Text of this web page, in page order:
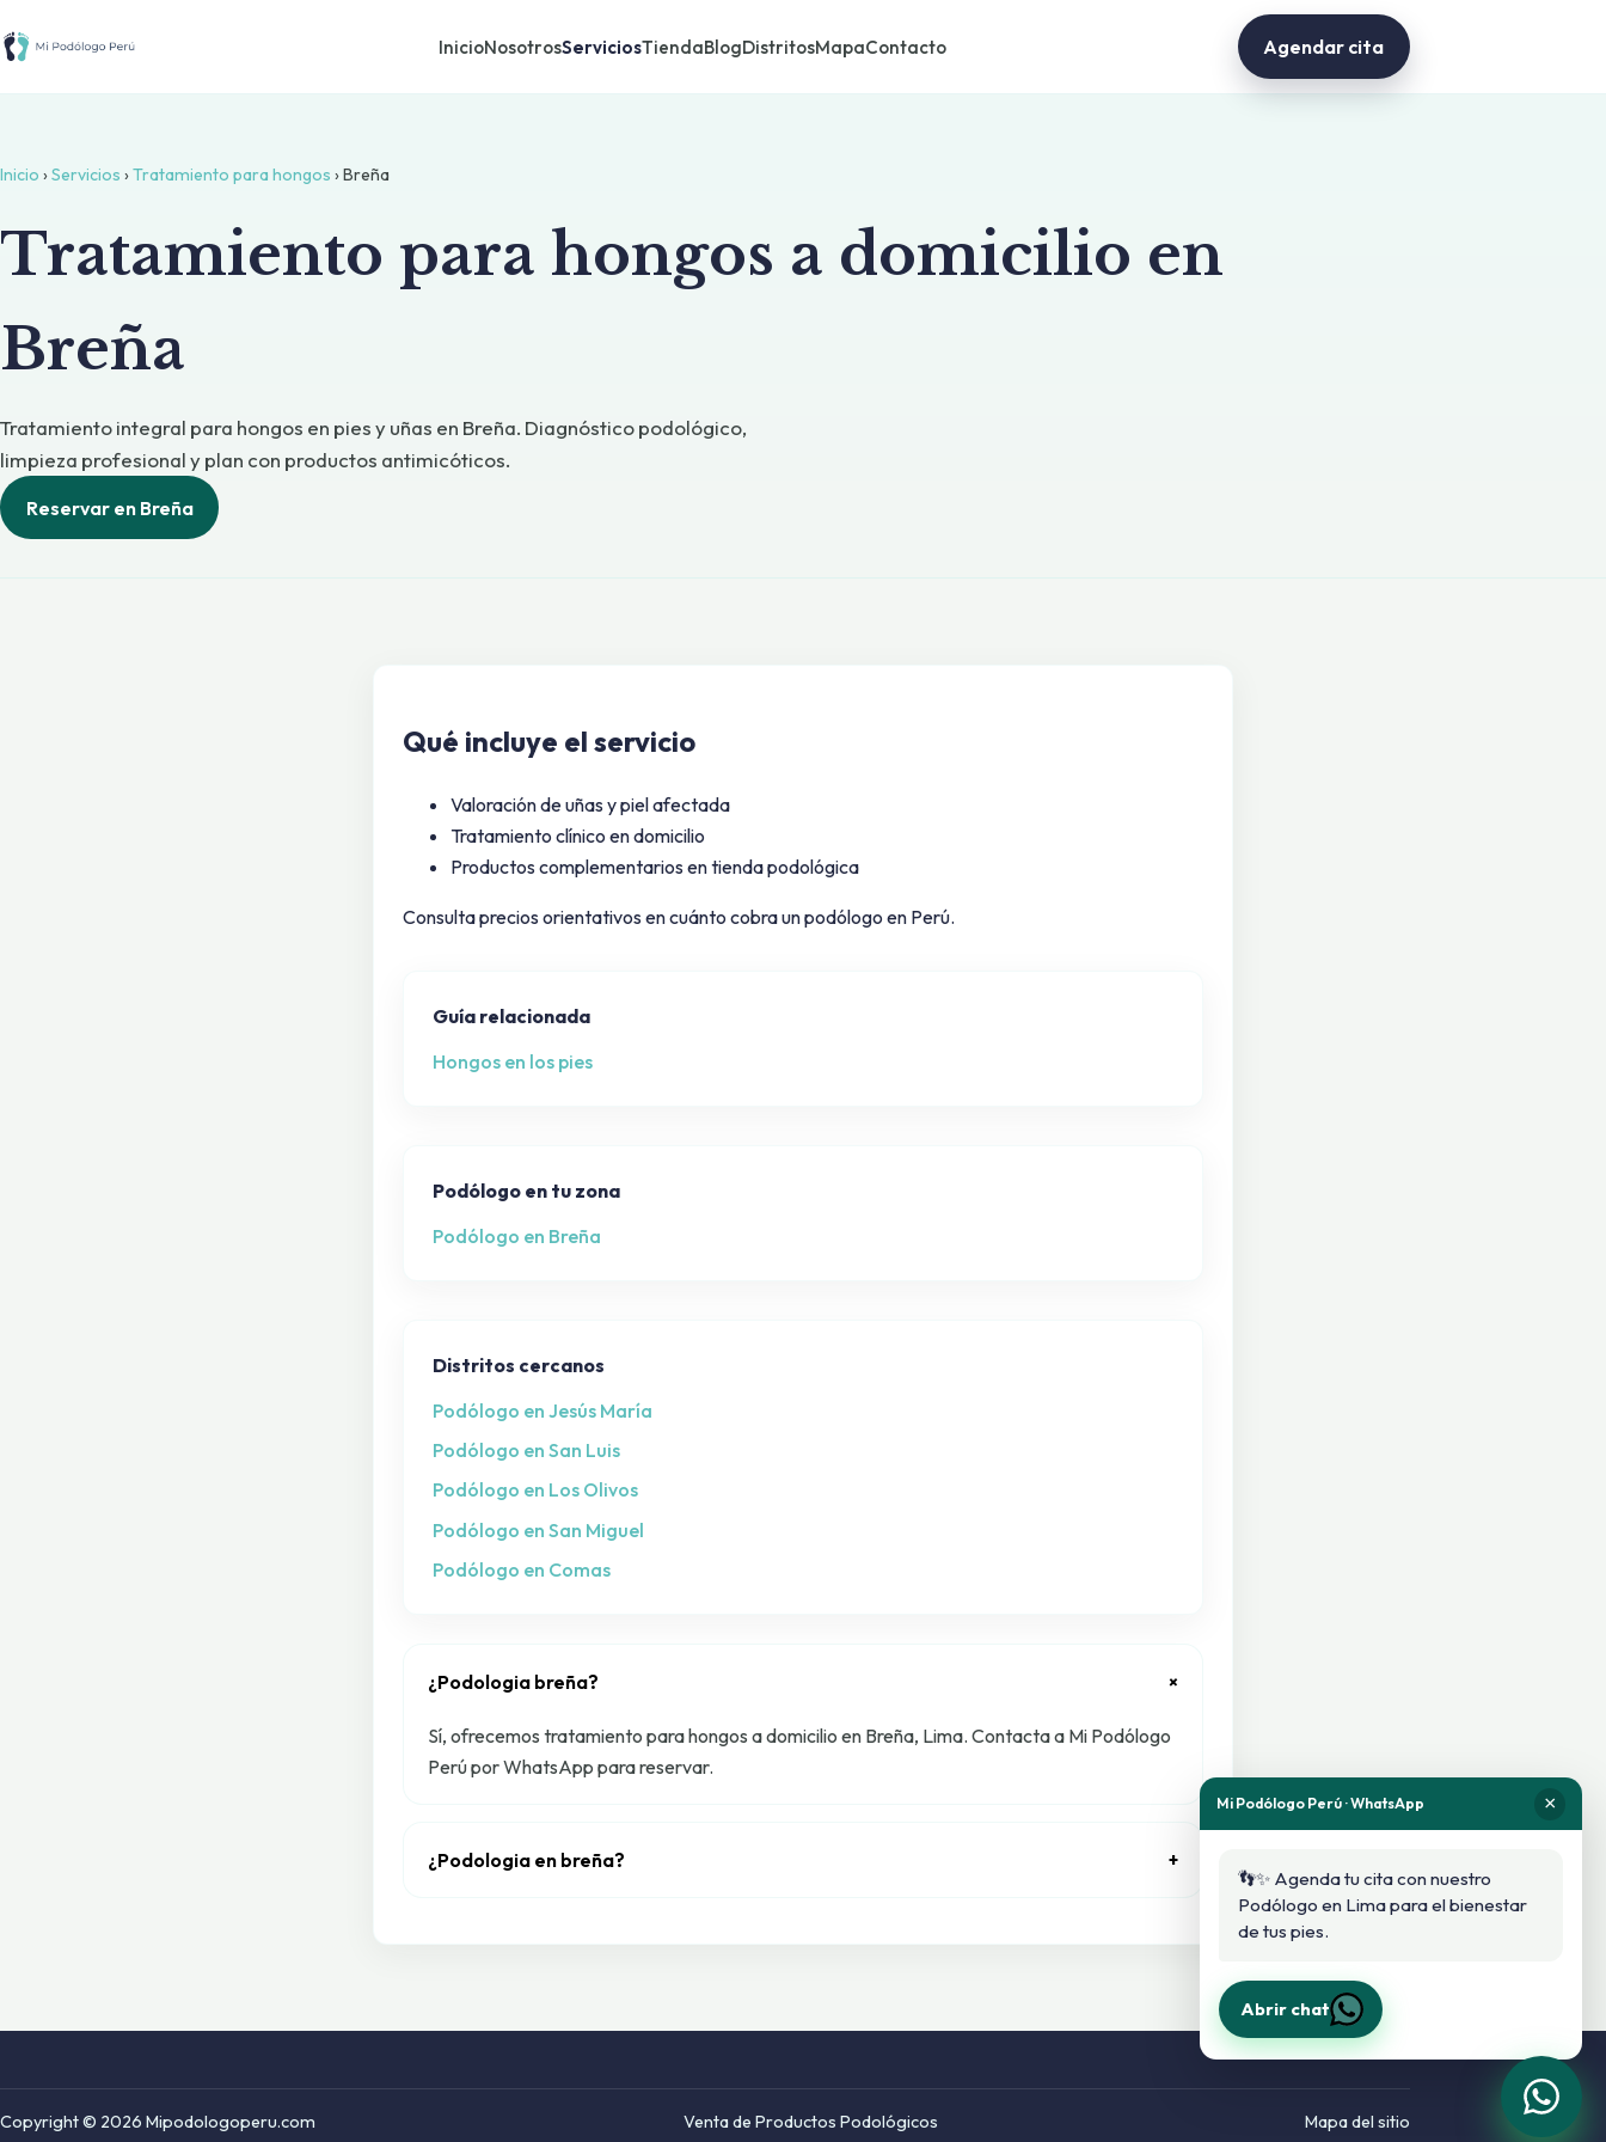
InicioNosotrosServiciosTiendaBlogDistritosMapaContacto Agendar cita
Inicio ›Servicios ›Tratamiento para hongos › Breña
Tratamiento para hongos a domicilio en
Breña
Tratamiento integral para hongos en pies y uñas en Breña. Diagnóstico podológico,
limpieza profesional y plan con productos antimicóticos.
Reservar en Breña
Qué incluye el servicio
Valoración de uñas y piel afectada
Tratamiento clínico en domicilio
Productos complementarios en tienda podológica
Consulta precios orientativos encuánto cobra un podólogo en Perú.
Guía relacionada
Hongos en los pies
Podólogo en tu zona
Podólogo en Breña
Distritos cercanos
Podólogo en Jesús María
Podólogo en San Luis
Podólogo en Los Olivos
Podólogo en San Miguel
Podólogo en Comas
¿Podologia breña? +
Sí, ofrecemos tratamiento para hongos a domicilio en Breña, Lima. Contacta a Mi Podólogo
Perú por WhatsApp para reservar.
¿Podologia en breña? +
Copyright © 2026 Mipodologoperu.com Venta de Productos Podológicos Mapa del sitio
Mi Podólogo Perú · WhatsApp ×
👣✨ Agenda tu cita con nuestro
Podólogo en Lima para el bienestar
de tus pies.
Abrir chat